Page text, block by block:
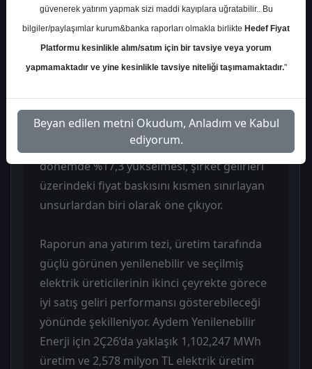
sonu itibarıyla 125.598 MW’a ulaştığı
belirtilirken, üretim dağılımında barajlı
kaynakların %35,1 ile ilk sırada olduğu
vurgulanıyor. PTF fiyatlarının 2Ç26
ise %67 azaldığı, Haziran ayında ise USD
bazında %105 artış kaydedildiği ifade
ediliyor. Ortalama dolar kurunun bu
dönemde %17,3 yükselmesi, şirket gelirleri
üzerindeki fiyat baskısını kısmen sınırlayan
unsurlardan biri olarak öne çıkıyor.
Raporun ana yatırım tezi, üretim tarafında
güçlü görünen yenilenebilir ve seçilmiş
elektrik üreticilerinin ikinci çeyrekte görece
iyi satış geliri performansı gösterebileceği
yönünde şekilleniyor. Aydem Yenilenebilir
Enerji için 2Ç26’da yaklaşık 1,102,247 MWh
üretim ve 2,578 milyon TL elektrik üretim
güvenerek yatırım yapmak sizi maddi kayıplara uğratabilir.. Bu
bilgiler/paylaşımlar kurum&banka raporları olmakla birlikte Hedef Fiyat
Platformu kesinlikle alım/satım için bir tavsiye veya yorum
yapmamaktadır ve yine kesinlikle tavsiye niteliği taşımamaktadır."
Beyan edilen metni Okudum, Anladım ve Kabul
ediyorum.